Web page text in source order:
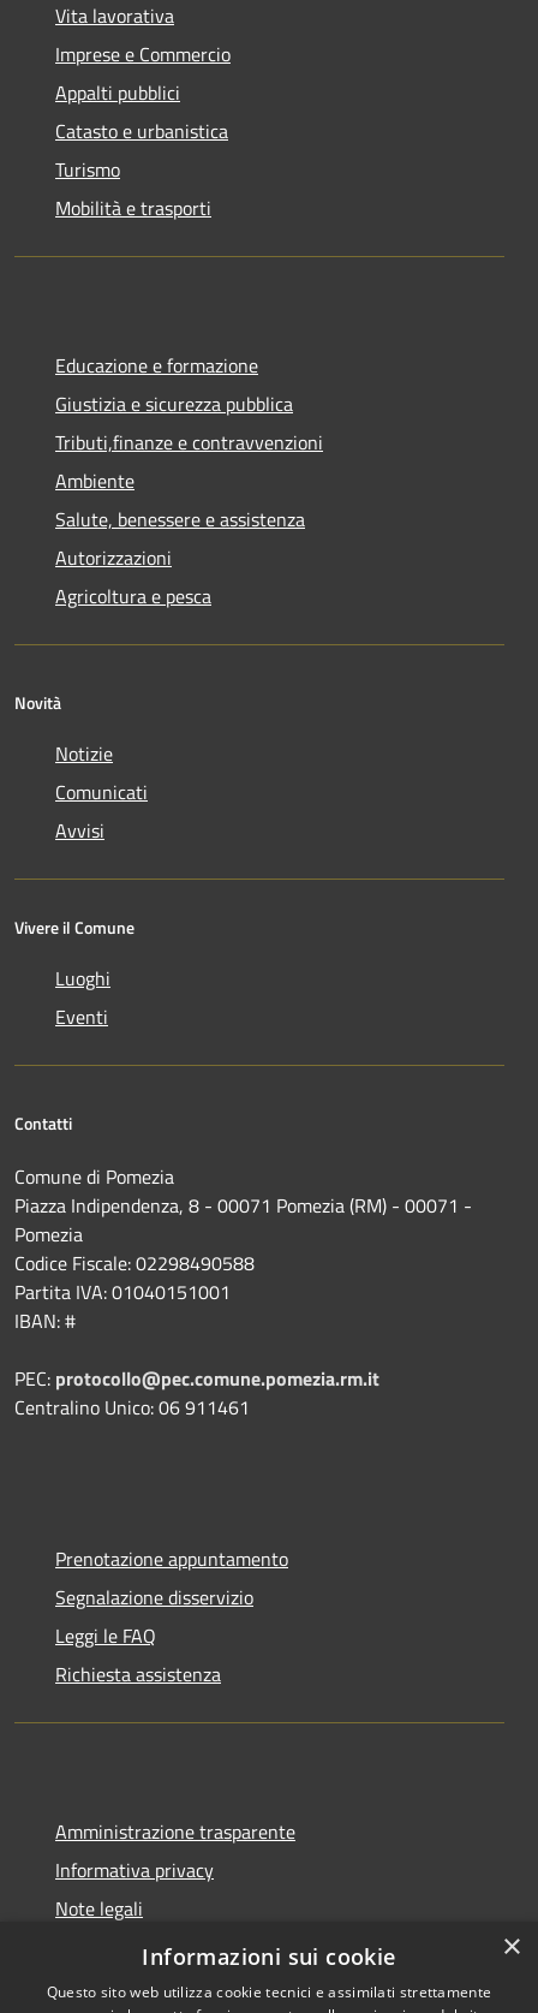
Vita lavorativa
Imprese e Commercio
Appalti pubblici
Catasto e urbanistica
Turismo
Mobilità e trasporti
Educazione e formazione
Giustizia e sicurezza pubblica
Tributi,finanze e contravvenzioni
Ambiente
Salute, benessere e assistenza
Autorizzazioni
Agricoltura e pesca
Novità
Notizie
Comunicati
Avvisi
Vivere il Comune
Luoghi
Eventi
Contatti
Comune di Pomezia
Piazza Indipendenza, 8 - 00071 Pomezia (RM) - 00071 -
Pomezia
Codice Fiscale: 02298490588
Partita IVA: 01040151001
IBAN: #
PEC: protocollo@pec.comune.pomezia.rm.it
Centralino Unico: 06 911461
Prenotazione appuntamento
Segnalazione disservizio
Leggi le FAQ
Richiesta assistenza
Amministrazione trasparente
Informativa privacy
Note legali
Dichiarazione di accessibilità
×
Informazioni sui cookie
Questo sito web utilizza cookie tecnici e assimilati strettamente